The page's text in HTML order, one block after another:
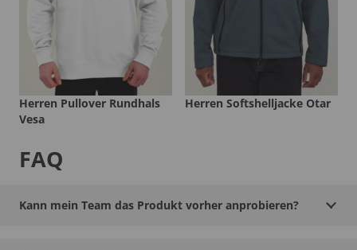
Herren Pullover Rundhals
Vesa
Herren Softshelljacke Otar
FAQ
Kann mein Team das Produkt vorher anprobieren?